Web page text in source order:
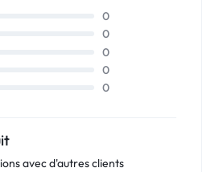
0
0
0
0
0
avec d'autres clients